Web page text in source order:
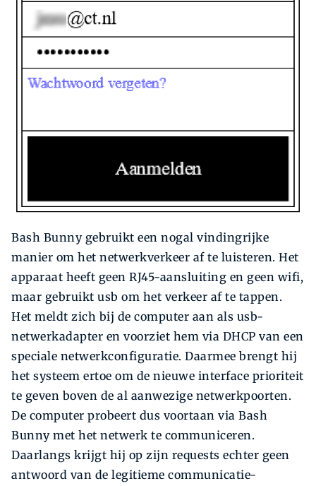
Bash Bunny gebruikt een nogal vindingrijke
manier om het netwerkverkeer af te luisteren. Het
apparaat heeft geen RJ45-aansluiting en geen wifi,
maar gebruikt usb om het verkeer af te tappen.
Het meldt zich bij de computer aan als usb-
netwerkadapter en voorziet hem via DHCP van een
speciale netwerkconfiguratie. Daarmee brengt hij
het systeem ertoe om de nieuwe interface prioriteit
te geven boven de al aanwezige netwerkpoorten.
De computer probeert dus voortaan via Bash
Bunny met het netwerk te communiceren.
Daarlangs krijgt hij op zijn requests echter geen
antwoord van de legitieme communicatie-